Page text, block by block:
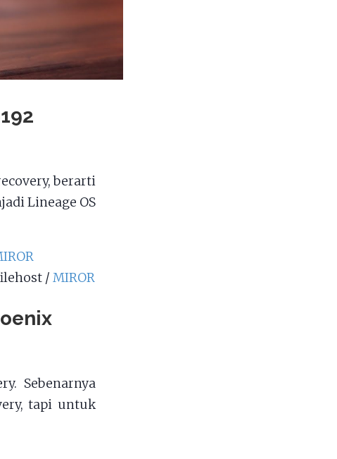
berarti
Lineage OS
/MIROR
Sebenarnya
tapi untuk